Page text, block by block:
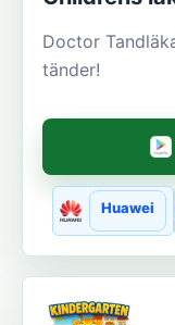
Doctor
tänder!
Huawei